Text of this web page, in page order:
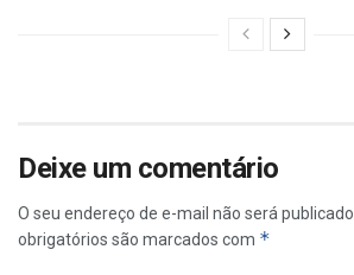
Deixe um comentário
O seu endereço de e-mail não será publicado.
obrigatórios são marcados com *